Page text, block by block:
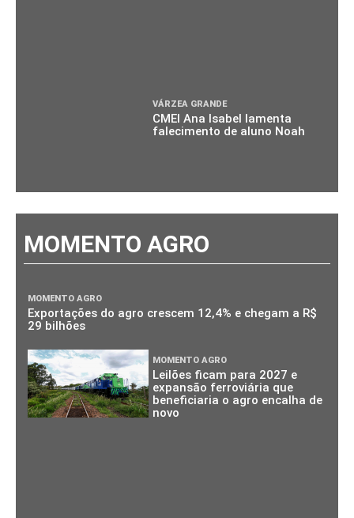
VÁRZEA GRANDE
CMEI Ana Isabel lamenta
falecimento de aluno Noah
MOMENTO AGRO
MOMENTO AGRO
Exportações do agro crescem 12,4% e chegam a R$
29 bilhões
MOMENTO AGRO
Leilões ficam para 2027 e
expansão ferroviária que
beneficiaria o agro encalha de
novo